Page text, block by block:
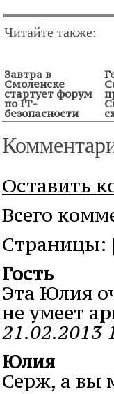
Читайте также:
Завтра в
Смоленске
стартует форум
по IТ-
безопасности
Оставить
Всего
Cтраницы:
Гость
Эта Юлия
не умеет
21.02.2013
Юлия
Серж, а вы